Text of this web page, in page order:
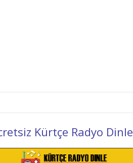
Kürtçe Radyo Dinle